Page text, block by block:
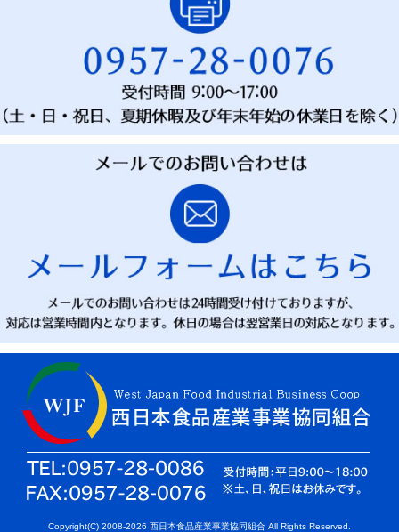
Copyright(C) 2008-2026 西日本食品産業事業協同組合 All Rights Reserved.